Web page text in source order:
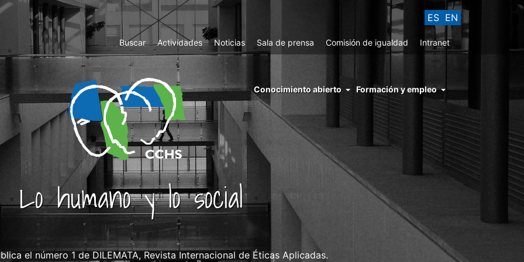
ES EN
Top
Menu
Buscar Actividades Noticias Sala de prensa Comisión de igualdad Intranet
menu
right
cchs
conocimiento
abierto
Conocimiento abierto Formación y empleo
Lo humano y lo social
el número 1 de DILEMATA, Revista Internacional de Éticas Aplicadas.